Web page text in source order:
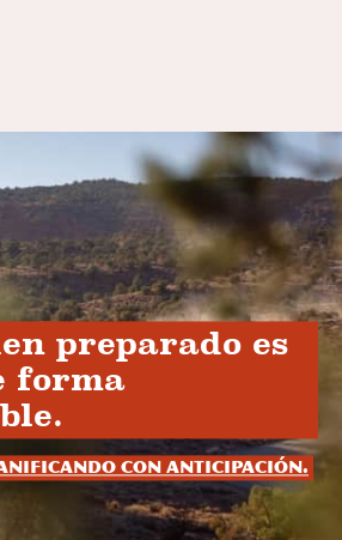
preparado es
forma
con anticipación.